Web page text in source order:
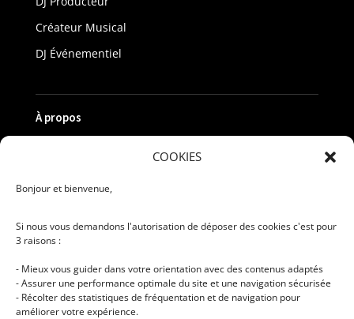
COOKIES
Bonjour et bienvenue,
Si nous vous demandons l'autorisation de déposer des cookies c'est pour
3 raisons :
- Mieux vous guider dans votre orientation avec des contenus adaptés
- Assurer une performance optimale du site et une navigation sécurisée
- Récolter des statistiques de fréquentation et de navigation pour
améliorer votre expérience.
Créateur Musical
DJ Événementiel
À propos
Admission
Merchandising
Mon compte
Contact